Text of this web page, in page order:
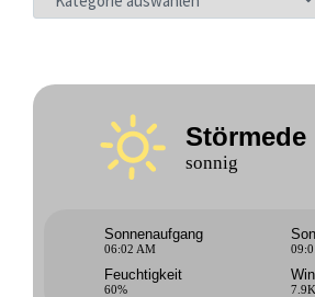
Störmede
sonnig
Sonnenaufgang
06:02 AM
Feuchtigkeit
60%